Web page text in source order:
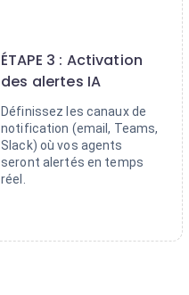
ÉTAPE 3 : Activation
des alertes IA
Définissez les canaux de
notification (email, Teams,
Slack) où vos agents
seront alertés en temps
réel.